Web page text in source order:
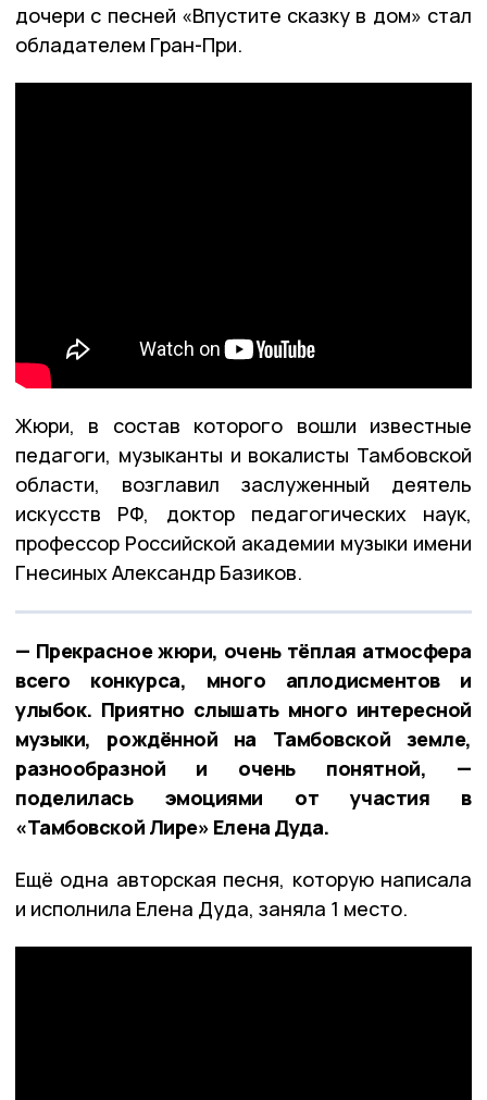
дочери с песней «Впустите сказку в дом» стал
обладателем Гран-При.
Жюри, в состав которого вошли известные
педагоги, музыканты и вокалисты Тамбовской
области, возглавил заслуженный деятель
искусств РФ, доктор педагогических наук,
профессор Российской академии музыки имени
Гнесиных Александр Базиков.
— Прекрасное жюри, очень тёплая атмосфера
всего конкурса, много аплодисментов и
улыбок. Приятно слышать много интересной
музыки, рождённой на Тамбовской земле,
разнообразной и очень понятной, —
поделилась эмоциями от участия в
«Тамбовской Лире» Елена Дуда.
Ещё одна авторская песня, которую написала
и исполнила Елена Дуда, заняла 1 место.